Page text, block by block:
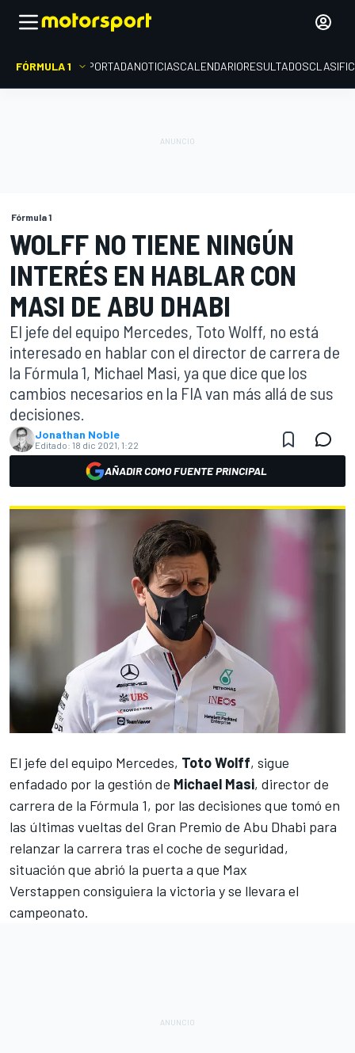
FÓRMULA 1 PORTADANOTICIASCALENDARIORESULTADOS
Fórmula 1
WOLFF NO TIENE NINGÚN
INTERÉS EN HABLAR CON
MASI DE ABU DHABI
El jefe del equipo Mercedes, Toto Wolff, no está
interesado en hablar con el director de carrera de
la Fórmula 1, Michael Masi, ya que dice que los
cambios necesarios en la FIA van más allá de sus
decisiones.
Jonathan Noble
Editado: 18 dic 2021, 1:22
AÑADIR COMO FUENTE PRINCIPAL
El jefe del equipo Mercedes, Toto Wolff, sigue
enfadado por la gestión de Michael Masi, director de
carrera de la Fórmula 1, por las decisiones que tomó en
las últimas vueltas del Gran Premio de Abu Dhabi para
relanzar la carrera tras el coche de seguridad,
situación que abrió la puerta a que Max
Verstappen consiguiera la victoria y se llevara el
campeonato.